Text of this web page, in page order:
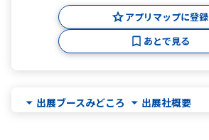
アプリマップに登録
あとで見る
出展ブースみどころ 出展社概要